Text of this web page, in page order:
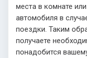
места в комнате
автомобиля в
поездки. Таким
получаете
понадобится